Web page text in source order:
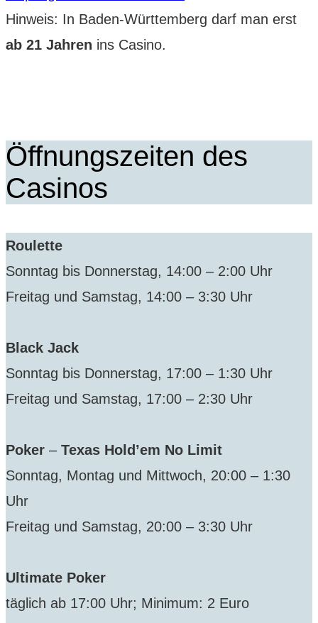
Hinweis: In Baden-Württemberg darf man erst
ab 21 Jahren ins Casino.
Öffnungszeiten des
Casinos
Roulette
Sonntag bis Donnerstag, 14:00 – 2:00 Uhr
Freitag und Samstag, 14:00 – 3:30 Uhr
Black Jack
Sonntag bis Donnerstag, 17:00 – 1:30 Uhr
Freitag und Samstag, 17:00 – 2:30 Uhr
Poker – Texas Hold’em No Limit
Sonntag, Montag und Mittwoch, 20:00 – 1:30
Uhr
Freitag und Samstag, 20:00 – 3:30 Uhr
Ultimate Poker
täglich ab 17:00 Uhr; Minimum: 2 Euro